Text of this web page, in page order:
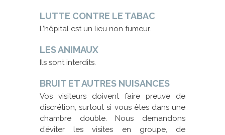
LUTTE CONTRE LE TABAC
L’hôpital est un lieu non fumeur.
LES ANIMAUX
Ils sont interdits.
BRUIT ET AUTRES NUISANCES
Vos visiteurs doivent faire preuve de
discrétion, surtout si vous êtes dans une
chambre double. Nous demandons
d’éviter les visites en groupe, de